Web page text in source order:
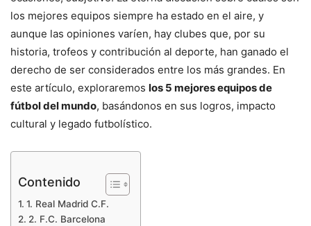
los mejores equipos siempre ha estado en el aire, y
aunque las opiniones varíen, hay clubes que, por su
historia, trofeos y contribución al deporte, han ganado el
derecho de ser considerados entre los más grandes. En
este artículo, exploraremos los 5 mejores equipos de
fútbol del mundo, basándonos en sus logros, impacto
cultural y legado futbolístico.
Contenido
1. Real Madrid C.F.
2. F.C. Barcelona